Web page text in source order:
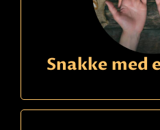
hjelpe deg å se veien din
Snakke med